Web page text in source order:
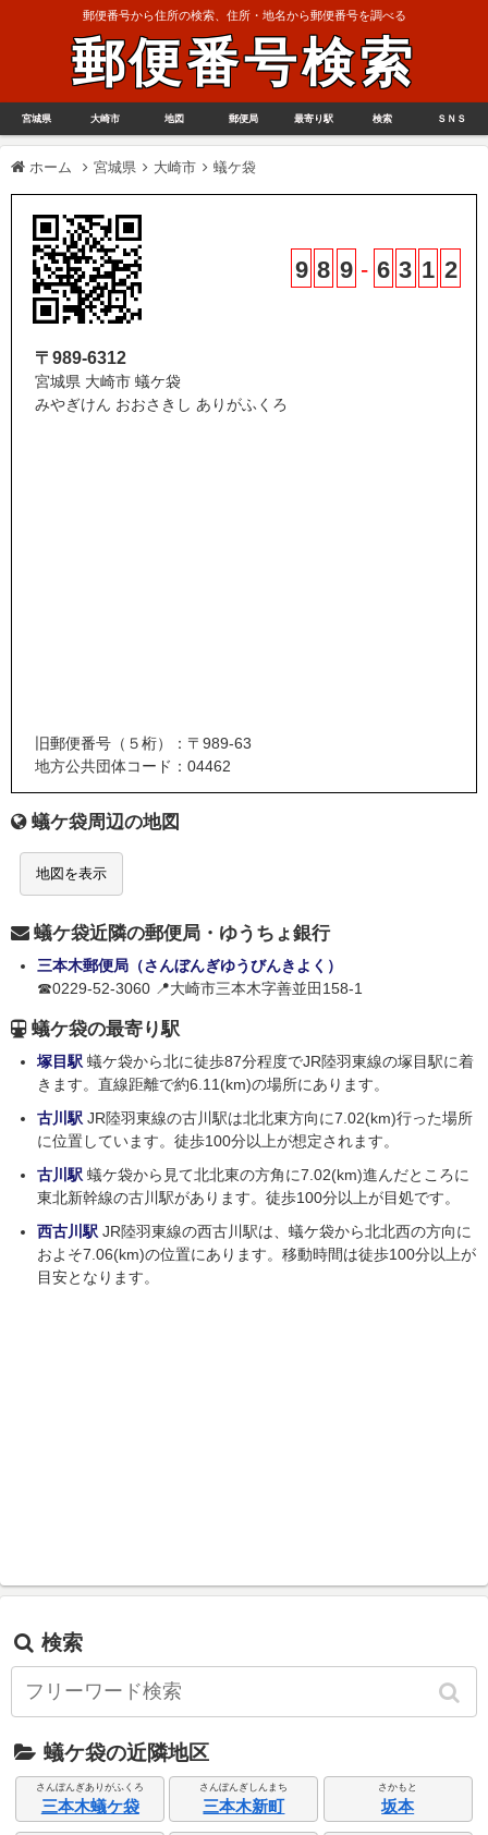
郵便番号から住所の検索、住所・地名から郵便番号を調べる
郵便番号検索
宮城県 大崎市 地図 郵便局 最寄り駅 検索 ＳＮＳ
ホーム 宮城県 大崎市 蟻ケ袋
9 8 9 - 6 3 1 2
〒989-6312
宮城県 大崎市 蟻ケ袋
みやぎけん おおさきし ありがふくろ
旧郵便番号（５桁）：〒989-63
地方公共団体コード：04462
蟻ケ袋周辺の地図
地図を表示
蟻ケ袋近隣の郵便局・ゆうちょ銀行
三本木郵便局（さんぼんぎゆうびんきよく）
☎0229-52-3060 📍大崎市三本木字善並田158-1
蟻ケ袋の最寄り駅
塚目駅 蟻ケ袋から北に徒歩87分程度でJR陸羽東線の塚目駅に着
きます。直線距離で約6.11(km)の場所にあります。
古川駅 JR陸羽東線の古川駅は北北東方向に7.02(km)行った場所
に位置しています。徒歩100分以上が想定されます。
古川駅 蟻ケ袋から見て北北東の方角に7.02(km)進んだところに
東北新幹線の古川駅があります。徒歩100分以上が目処です。
西古川駅 JR陸羽東線の西古川駅は、蟻ケ袋から北北西の方向に
およそ7.06(km)の位置にあります。移動時間は徒歩100分以上が
目安となります。
検索
蟻ケ袋の近隣地区
さんぼんぎありがふくろ
三本木蟻ケ袋
さんぼんぎしんまち
三本木新町
さかもと
坂本